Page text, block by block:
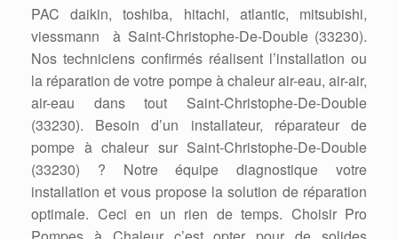
PAC daikin, toshiba, hitachi, atlantic, mitsubishi,
viessmann à Saint-Christophe-De-Double (33230).
Nos techniciens confirmés réalisent l’installation ou
la réparation de votre pompe à chaleur air-eau, air-air,
air-eau dans tout Saint-Christophe-De-Double
(33230). Besoin d’un installateur, réparateur de
pompe à chaleur sur Saint-Christophe-De-Double
(33230) ? Notre équipe diagnostique votre
installation et vous propose la solution de réparation
optimale. Ceci en un rien de temps. Choisir Pro